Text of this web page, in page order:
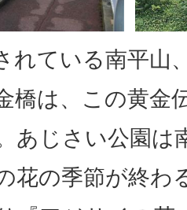
れている南平山
橋は、この黄金
あじさい公園は
花の季節が終わ